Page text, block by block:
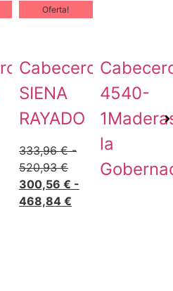
Oferta!
Cabecero
SIENA
RAYADO
333,96€ -
520,93€
300,56 € -
468,84 €
4540-
la